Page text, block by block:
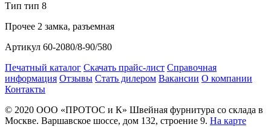
Тип тип 8
Прочее 2 замка, разъемная
Артикул 60-2080/8-90/580
Печатный каталог Скачать прайс-лист Справочная
информация Отзывы Стать дилером Вакансии О компании
Контакты
© 2020 ООО «ПРОТОС и К» Швейная фурнитура со склада в
Москве. Варшавское шоссе, дом 132, строение 9. На карте